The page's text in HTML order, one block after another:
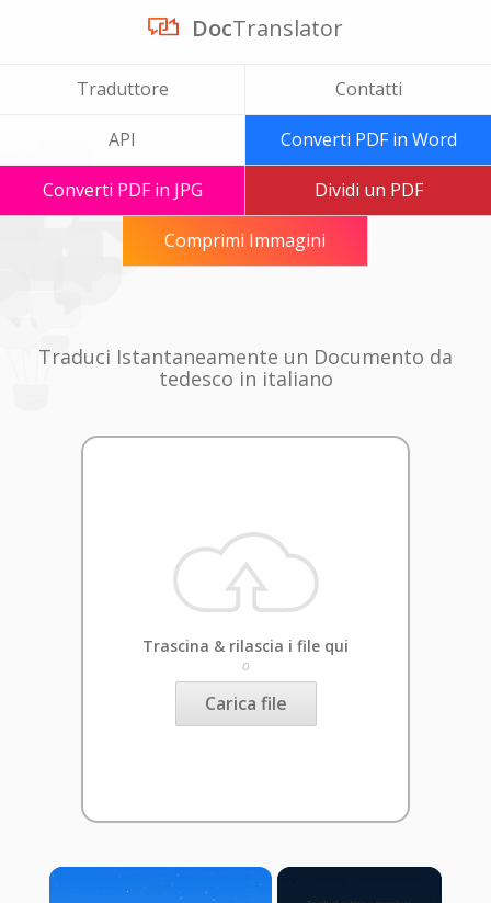
DocTranslator
Traduttore Contatti
API Converti PDF in Word
Converti PDF in JPG Dividi un PDF
Comprimi Immagini
Traduci Istantaneamente un Documento da
tedesco in italiano
Trascina & rilascia i file qui
o
Carica file
×